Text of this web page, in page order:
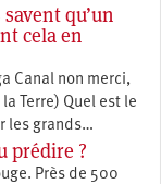
qu’un
cela en
Canal non merci,
Terre) Quel est le
les grands…
prédire ?
Près de 500